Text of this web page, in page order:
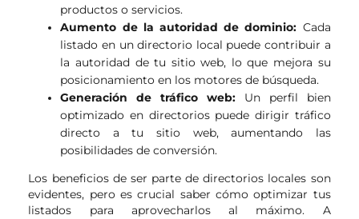
productos o servicios.
Aumento de la autoridad de dominio: Cada
listado en un directorio local puede contribuir a
la autoridad de tu sitio web, lo que mejora su
posicionamiento en los motores de búsqueda.
Generación de tráfico web: Un perfil bien
optimizado en directorios puede dirigir tráfico
directo a tu sitio web, aumentando las
posibilidades de conversión.
Los beneficios de ser parte de directorios locales son
evidentes, pero es crucial saber cómo optimizar tus
listados para aprovecharlos al máximo. A